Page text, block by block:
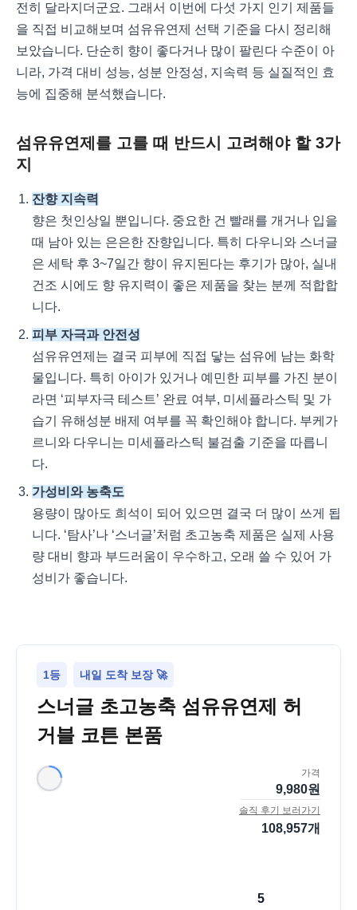
전히 달라지더군요. 그래서 이번에 다섯 가지 인기 제품들
을 직접 비교해보며 섬유유연제 선택 기준을 다시 정리해
보았습니다. 단순히 향이 좋다거나 많이 팔린다 수준이 아
니라, 가격 대비 성능, 성분 안정성, 지속력 등 실질적인 효
능에 집중해 분석했습니다.
섬유유연제를 고를 때 반드시 고려해야 할 3가
지
잔향 지속력
향은 첫인상일 뿐입니다. 중요한 건 빨래를 개거나 입을
때 남아 있는 은은한 잔향입니다. 특히 다우니와 스너글
은 세탁 후 3~7일간 향이 유지된다는 후기가 많아, 실내
건조 시에도 향 유지력이 좋은 제품을 찾는 분께 적합합
니다.
피부 자극과 안전성
섬유유연제는 결국 피부에 직접 닿는 섬유에 남는 화학
물입니다. 특히 아이가 있거나 예민한 피부를 가진 분이
라면 ‘피부자극 테스트’ 완료 여부, 미세플라스틱 및 가
습기 유해성분 배제 여부를 꼭 확인해야 합니다. 부케가
르니와 다우니는 미세플라스틱 불검출 기준을 따릅니
다.
가성비와 농축도
용량이 많아도 희석이 되어 있으면 결국 더 많이 쓰게 됩
니다. ‘탐사’나 ‘스너글’처럼 초고농축 제품은 실제 사용
량 대비 향과 부드러움이 우수하고, 오래 쓸 수 있어 가
성비가 좋습니다.
1등 내일 도착 보장 🚀
스너글 초고농축 섬유유연제 허
거블 코튼 본품
가격
9,980원
솔직 후기 보러가기
108,957개
5